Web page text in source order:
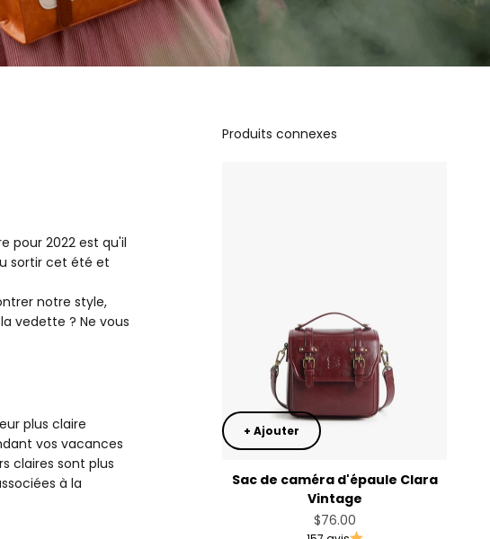
pour 2022 est qu'il
sortir cet été et
notre style,
vedette ? Ne vous
plus claire
vos vacances
claires sont plus
à la
Produits connexes
+ Ajouter
Sac de caméra d'épaule Clara
Vintage
Prix de vente
$76.00